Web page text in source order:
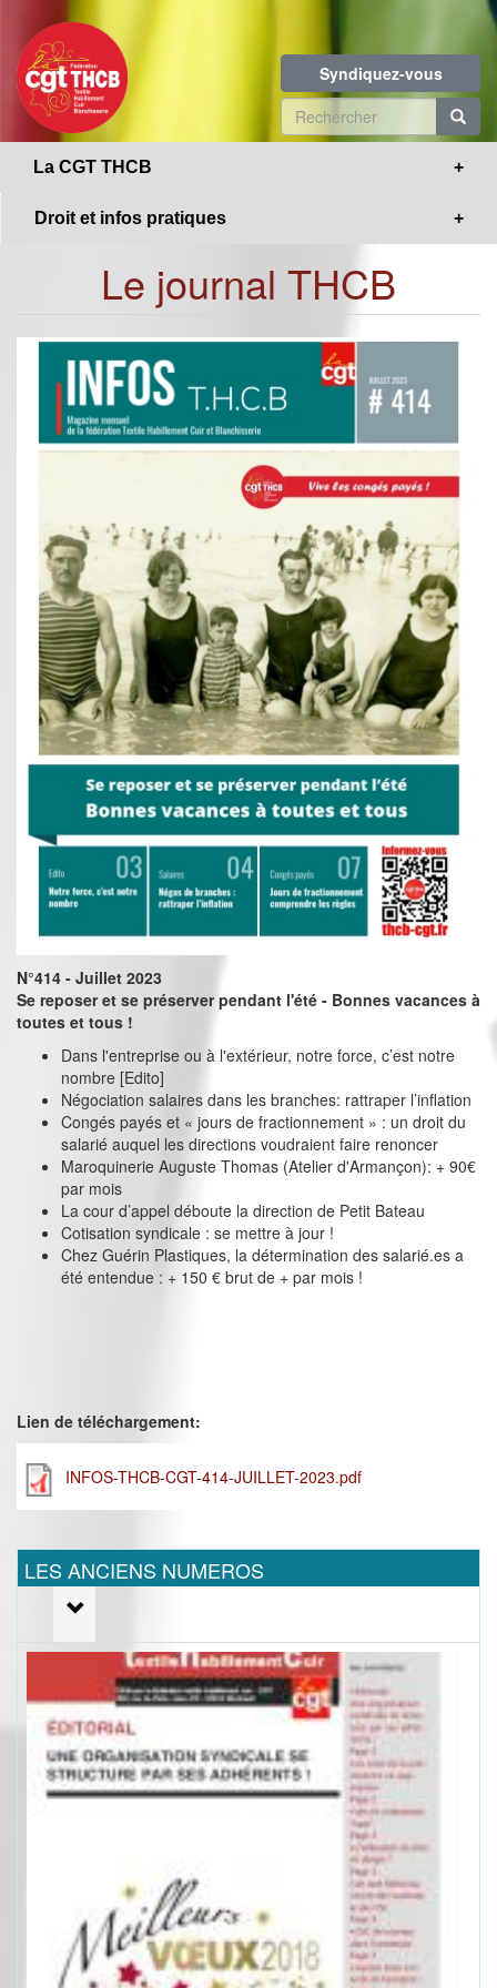
contenu
principal
Syndiquez-vous
Formulaire
de
La CGT THCB
Droit et infos pratiques
Le journal THCB
N°414 - Juillet 2023
Se reposer et se préserver pendant l'été - Bonnes vacances à
toutes et tous !
Dans l'entreprise ou à l'extérieur, notre force, c’est notre
nombre [Edito]
Négociation salaires dans les branches: rattraper l’inflation
Congés payés et « jours de fractionnement » : un droit du
salarié auquel les directions voudraient faire renoncer
Maroquinerie Auguste Thomas (Atelier d'Armançon): + 90€
par mois
La cour d’appel déboute la direction de Petit Bateau
Cotisation syndicale : se mettre à jour !
Chez Guérin Plastiques, la détermination des salarié.es a
été entendue : + 150 € brut de + par mois !
Lien de téléchargement:
INFOS-THCB-CGT-414-JUILLET-2023.pdf
LES ANCIENS NUMEROS